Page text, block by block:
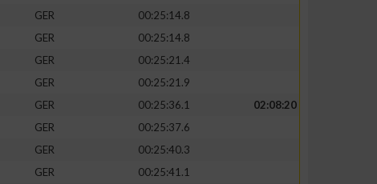
GER
00:25:14.8
GER
00:25:14.8
GER
00:25:21.4
GER
00:25:21.9
GER 00:25:36.1
02:08:20
GER
00:25:37.6
GER
00:25:40.3
GER
00:25:41.1